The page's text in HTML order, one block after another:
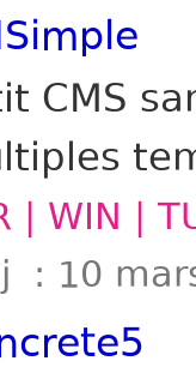
CMS
| WIN |
: 10